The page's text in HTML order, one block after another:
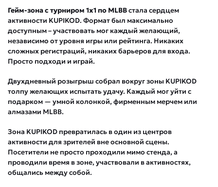
Гейм-зона с турниром 1х1 по MLBBстала сердцем
активности KUPIKOD. Формат был максимально
доступным – участвовать мог каждый желающий,
независимо от уровня игры или рейтинга. Никаких
сложных регистраций, никаких барьеров для входа.
Просто подходи и играй.
Двухдневный розыгрыш собрал вокруг зоны KUPIKOD
толпу желающих испытать удачу. Каждый мог уйти с
подарком — умной колонкой, фирменным мерчем или
алмазами MLBB.
Зона KUPIKOD превратилась в один из центров
активности для зрителей вне основной сцены.
Посетители не просто проходили мимо стенда, а
проводили время в зоне, участвовали в активностях,
общались между собой.